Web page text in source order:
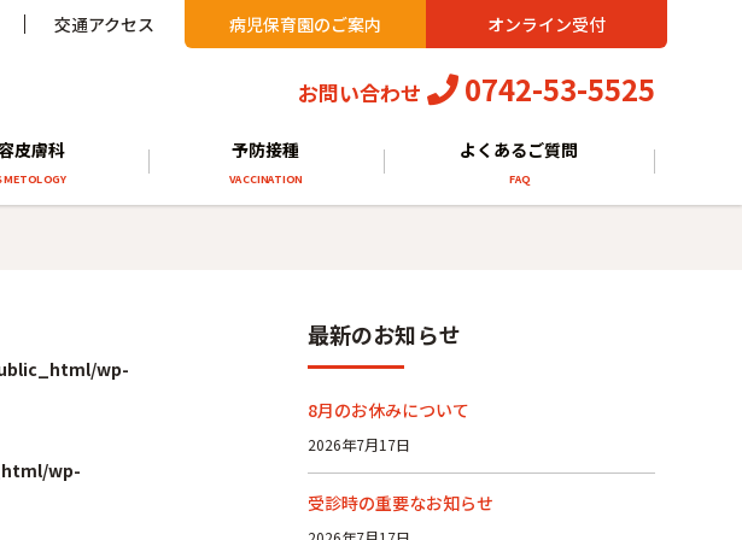
交通アクセス 病児保育園のご案内 オンライン受付
お問い合わせ 0742-53-5525
皮膚科 予防接種
VACCINATION
よくあるご質問
FAQ
wp-
wp-
最新のお知らせ
8月のお休みについて
2026年7月17日
受診時の重要なお知らせ